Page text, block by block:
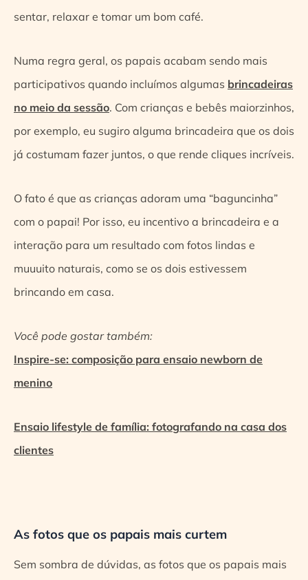
sentar, relaxar e tomar um bom café.
Numa regra geral, os papais acabam sendo mais
participativos quando incluímos algumas brincadeiras
no meio da sessão. Com crianças e bebês maiorzinhos,
por exemplo, eu sugiro alguma brincadeira que os dois
já costumam fazer juntos, o que rende cliques incríveis.
O fato é que as crianças adoram uma “baguncinha”
com o papai! Por isso, eu incentivo a brincadeira e a
interação para um resultado com fotos lindas e
muuuito naturais, como se os dois estivessem
brincando em casa.
Você pode gostar também:
Inspire-se: composição para ensaio newborn de
menino
Ensaio lifestyle de família: fotografando na casa dos
clientes
As fotos que os papais mais curtem
Sem sombra de dúvidas, as fotos que os papais mais